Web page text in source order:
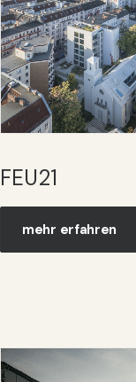
FEU21
mehr erfahren